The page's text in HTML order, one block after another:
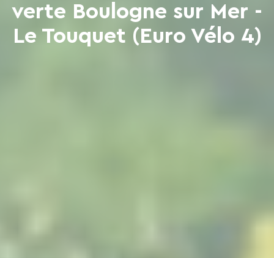
verte Boulogne sur Mer -
Le Touquet (Euro Vélo 4)